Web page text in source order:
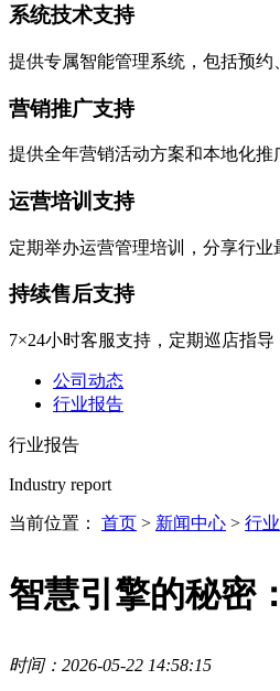
系统技术支持
提供专属智能管理系统，包括预约
营销推广支持
提供全年营销活动方案和本地化推
运营培训支持
定期举办运营管理培训，分享行业
持续售后支持
7×24小时客服支持，定期巡店指
公司动态
行业报告
行业报告
Industry report
当前位置： 首页 > 新闻中心 > 行
智慧引擎的秘密
时间：2026-05-22 14:58:15